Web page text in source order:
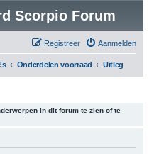
Scorpio Forum
Aanmelden
Registreer
Onderdelen voorraad Uitleg
in dit forum te zien of te